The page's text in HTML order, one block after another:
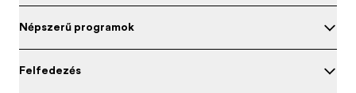
Népszerű programok
Felfedezés